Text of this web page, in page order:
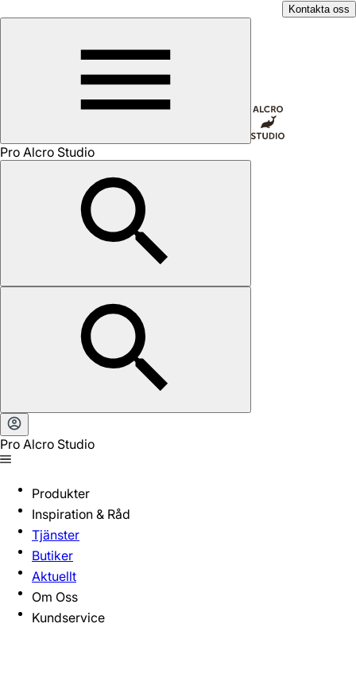
Kontakta oss
Pro Alcro Studio
Pro Alcro Studio
Produkter
Inspiration & Råd
Tjänster
Butiker
Aktuellt
Om Oss
Kundservice